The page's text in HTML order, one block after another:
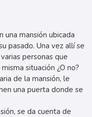
una mansión ubicada
pasado. Una vez allí se
personas que
situación ¿O no?
de la mansión, le
una puerta donde se
se da cuenta de